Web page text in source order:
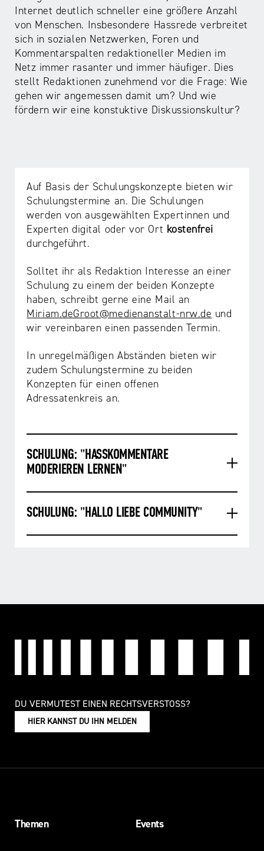
Internet deutlich schneller eine größere Anzahl
von Menschen. Insbesondere Hassrede verbreitet
sich in sozialen Netzwerken, Foren und
Kommentarspalten redaktioneller Medien im
Netz immer rasanter und immer häufiger. Dies
stellt Redaktionen zunehmend vor die Frage: Wie
gehen wir angemessen damit um? Und wie
fördern wir eine konstuktive Diskussionskultur?
Auf Basis der Schulungskonzepte bieten wir
Schulungstermine an. Die Schulungen
werden von ausgewählten Expertinnen und
Experten digital oder vor Ort kostenfrei
durchgeführt.
Solltet ihr als Redaktion Interesse an einer
Schulung zu einem der beiden Konzepte
haben, schreibt gerne eine Mail an
Miriam.deGroot@medienanstalt-nrw.de und
wir vereinbaren einen passenden Termin.
In unregelmäßigen Abständen bieten wir
zudem Schulungstermine zu beiden
Konzepten für einen offenen
Adressatenkreis an.
SCHULUNG: "HASSKOMMENTARE
MODERIEREN LERNEN"
SCHULUNG: "HALLO LIEBE COMMUNITY"
DU VERMUTEST EINEN RECHTSVERSTOSS?
HIER KANNST DU IHN MELDEN
Themen Events